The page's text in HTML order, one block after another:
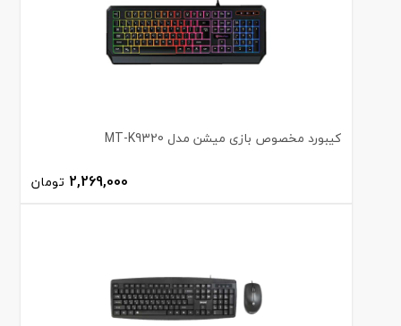
کیبورد مخصوص بازی میشن مدل MT-K9320
2,269,000 تومان